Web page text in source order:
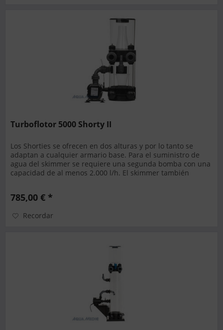
Turboflotor 5000 Shorty II
Los Shorties se ofrecen en dos alturas y por lo tanto se
adaptan a cualquier armario base. Para el suministro de
agua del skimmer se requiere una segunda bomba con una
capacidad de al menos 2.000 l/h. El skimmer también
785,00 € *
Recordar